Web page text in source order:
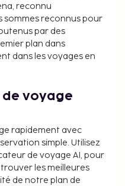
comprendre les
: 2.00 EUR par
taxe ne s'applique
de 13 ans.
frais dont
coûte environ
7.50 EUR par
être exhaustive. Les
reconnu
sommes reconnus pour
par des
plan dans
dans les voyages en
de voyage
rapidement avec
simple. Utilisez
de voyage AI, pour
les meilleures
de notre plan de